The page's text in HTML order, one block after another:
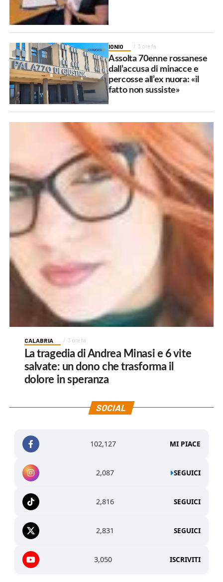
IONIO 3 ore fa
Assolta 70enne rossanese
dall’accusa di minacce e
percosse all’ex nuora: «il
fatto non sussiste»
CALABRIA 3 ore fa
La tragedia di Andrea Minasi e 6 vite
salvate: un dono che trasforma il
dolore in speranza
SOCIAL
102,127 MI PIACE
2,087 SEGUICI
2,816 SEGUICI
2,831 SEGUICI
3,050 ISCRIVITI